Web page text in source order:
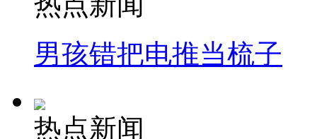
男孩错把电推当梳子
热点新闻